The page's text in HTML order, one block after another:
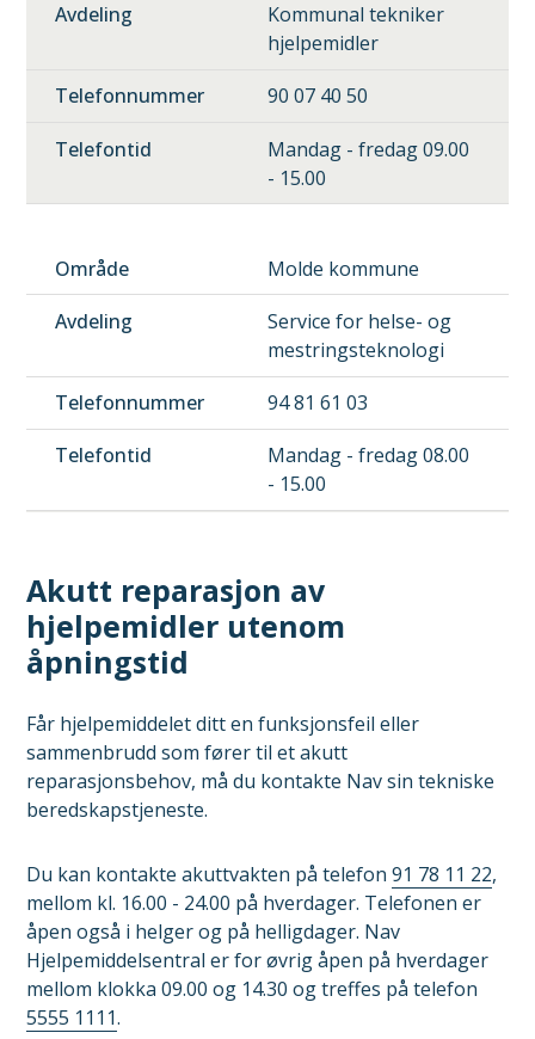
Kommunal tekniker
hjelpemidler
90 07 40 50
Mandag - fredag 09.00
- 15.00
Molde kommune
Service for helse- og
mestringsteknologi
94 81 61 03
Mandag - fredag 08.00
- 15.00
Akutt reparasjon av
hjelpemidler utenom
åpningstid
Får hjelpemiddelet ditt en funksjonsfeil eller
sammenbrudd som fører til et akutt
reparasjonsbehov, må du kontakte Nav sin tekniske
beredskapstjeneste.
Du kan kontakte akuttvakten på telefon91 78 11 22,
mellom kl. 16.00 - 24.00 på hverdager. Telefonen er
åpen også i helger og på helligdager. Nav
Hjelpemiddelsentral er for øvrig åpen på hverdager
mellom klokka 09.00 og 14.30 og treffes på telefon
5555 1111.